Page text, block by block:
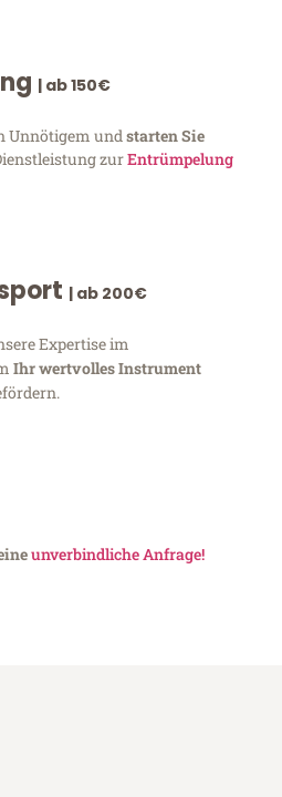
| ab 150€
Unnötigem undstarten Sie
zurEntrümpelung
| ab 200€
Expertise im
Ihr wertvolles Instrument
unverbindliche Anfrage!